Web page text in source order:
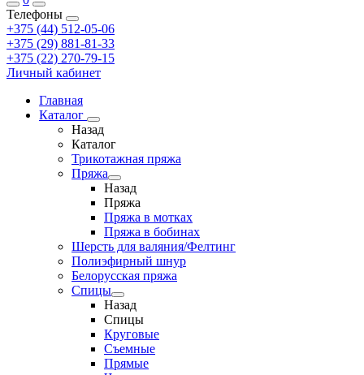
Телефоны
+375 (44) 512-05-06
+375 (29) 881-81-33
+375 (22) 270-79-15
Личный кабинет
Главная
Каталог
Назад
Каталог
Трикотажная пряжа
Пряжа
Назад
Пряжа
Пряжа в мотках
Пряжа в бобинах
Шерсть для валяния/Фелтинг
Полиэфирный шнур
Белорусская пряжа
Спицы
Назад
Спицы
Круговые
Съемные
Прямые